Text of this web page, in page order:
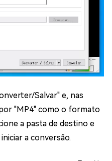
Salvar" e, nas
"MP4" como o formato
a pasta de destino e
a conversão.